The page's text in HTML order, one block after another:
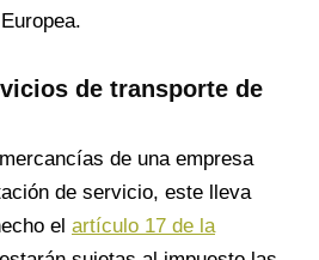
de transporte de
de una empresa
de servicio, este lleva
el artículo 17 de la